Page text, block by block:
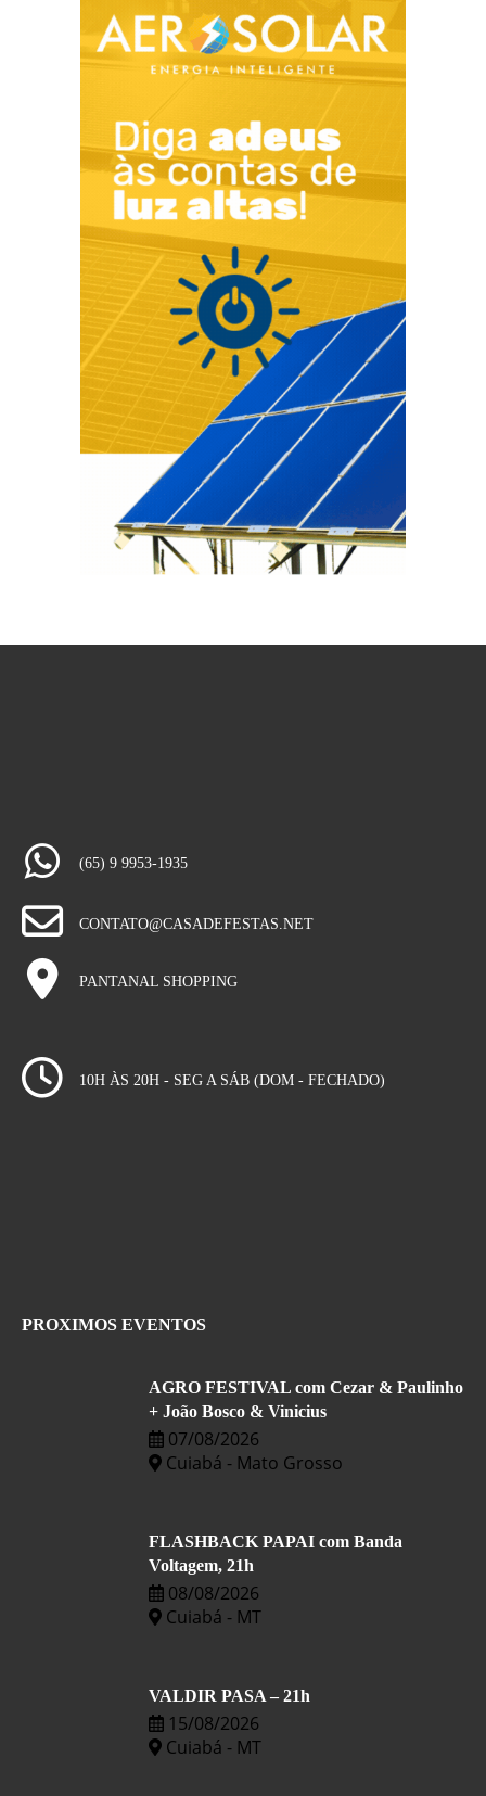
(65) 9 9953-1935
CONTATO@CASADEFESTAS.NET
PANTANAL SHOPPING
10H ÀS 20H - SEG A SÁB (DOM - FECHADO)
PROXIMOS EVENTOS
AGRO FESTIVAL com Cezar & Paulinho
+ João Bosco & Vinicius
07/08/2026
Cuiabá - Mato Grosso
FLASHBACK PAPAI com Banda
Voltagem, 21h
08/08/2026
Cuiabá - MT
VALDIR PASA – 21h
15/08/2026
Cuiabá - MT